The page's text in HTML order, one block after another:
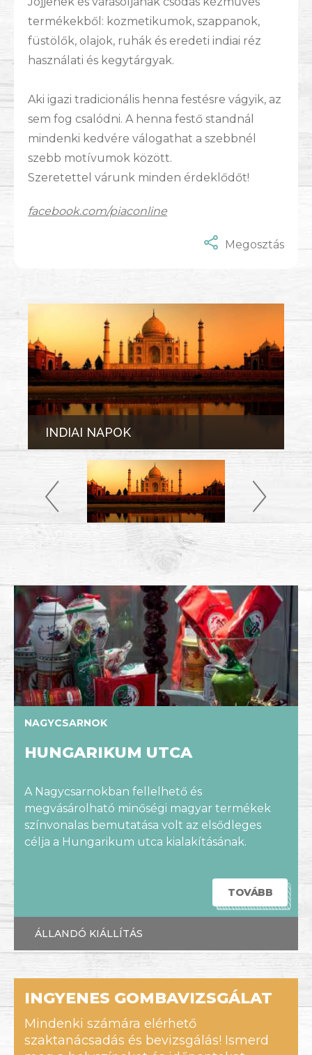
termékekből: kozmetikumok, szappanok,
füstölők, olajok, ruhák és eredeti indiai réz
használati és kegytárgyak.
Aki igazi tradicionális henna festésre vágyik, az
sem fog csalódni. A henna festő standnál
mindenki kedvére válogathat a szebbnél
szebb motívumok között.
Szeretettel várunk minden érdeklődőt!
facebook.com/piaconline
Megosztás
INDIAI NAPOK
NAGYCSARNOK
HUNGARIKUM UTCA
A Nagycsarnokban fellelhető és
megvásárolható minőségi magyar termékek
színvonalas bemutatása volt az elsődleges
célja a Hungarikum utca kialakításának.
TOVÁBB
ÁLLANDÓ KIÁLLÍTÁS
INGYENES GOMBAVIZSGÁLAT
Mindenki számára elérhető
szaktanácsadás és bevizsgálás! Ismerd